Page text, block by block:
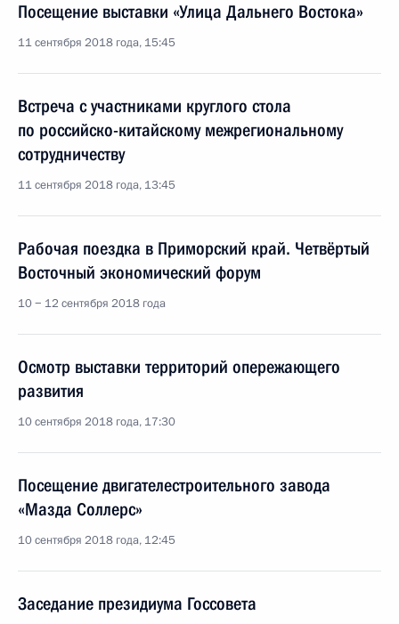
Посещение выставки «Улица Дальнего Востока»
11 сентября 2018 года, 15:45
Встреча с участниками круглого стола
по российско-китайскому межрегиональному
сотрудничеству
11 сентября 2018 года, 13:45
Рабочая поездка в Приморский край. Четвёртый
Восточный экономический форум
10 − 12 сентября 2018 года
Осмотр выставки территорий опережающего
развития
10 сентября 2018 года, 17:30
Посещение двигателестроительного завода
«Мазда Соллерс»
10 сентября 2018 года, 12:45
Заседание президиума Госсовета